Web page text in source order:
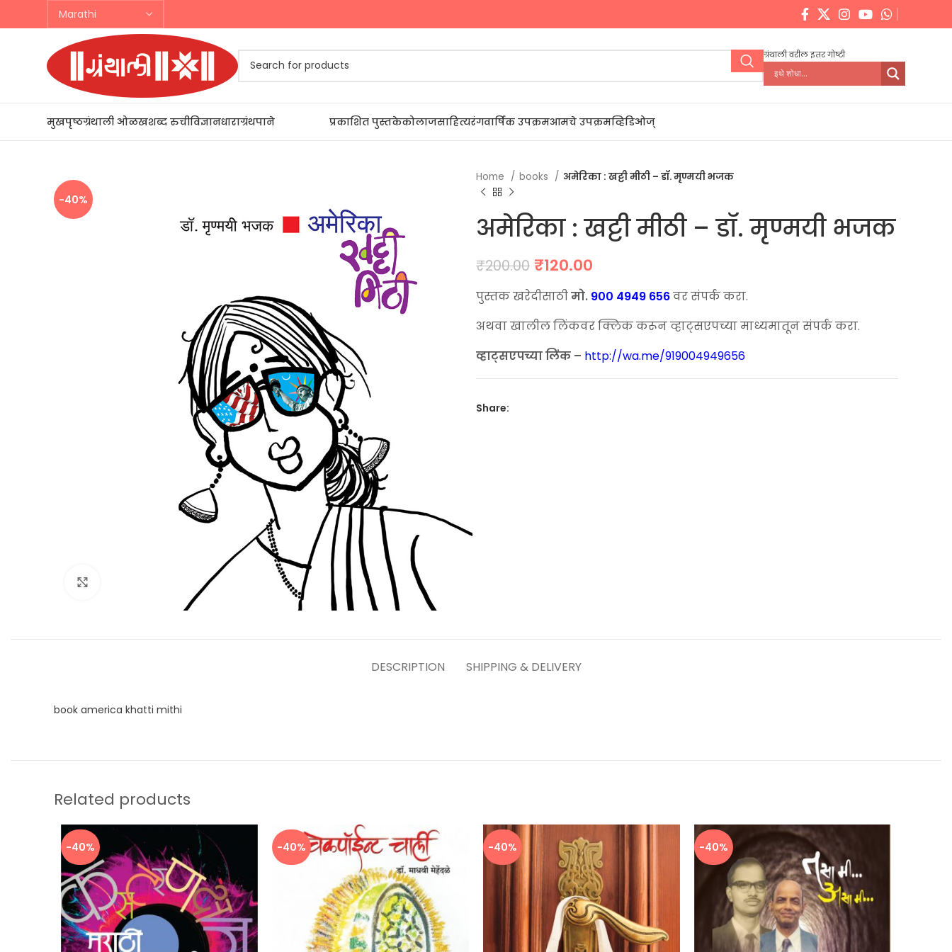
ग्रंथाली वरील इतर गोष्टी
मुखपृष्ठग्रंथाली ओळखशब्द रुचीविज्ञानधाराग्रंथपाने प्रकाशित पुस्तकेकोलाजसाहित्यरंगवार्षिक उपक्रमआमचे उपक्रमव्हिडिओज्
-40%
Home books अमेरिका : खट्टी मीठी – डॉ. मृण्मयी भजक
अमेरिका : खट्टी मीठी – डॉ. मृण्मयी भजक
₹200.00 Original
was:
₹200.00.
₹120.00
is:
₹120.00.
पुस्तक खरेदीसाठीमो. 900 4949 656वर संपर्क करा.
अथवा खालील लिंकवर क्लिक करून व्हाट्सएपच्या माध्यमातून संपर्क करा.
व्हाट्सएपच्या लिंक – http://wa.me/919004949656
Share:
DESCRIPTION SHIPPING & DELIVERY
book america khatti mithi
Related products
-40% -40% -40% -40%